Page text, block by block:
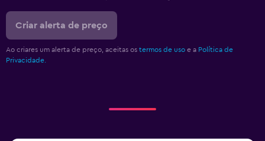
Criar alerta de preço
Ao criares um alerta de preço, aceitas os termos de uso e a Política de
Privacidade.